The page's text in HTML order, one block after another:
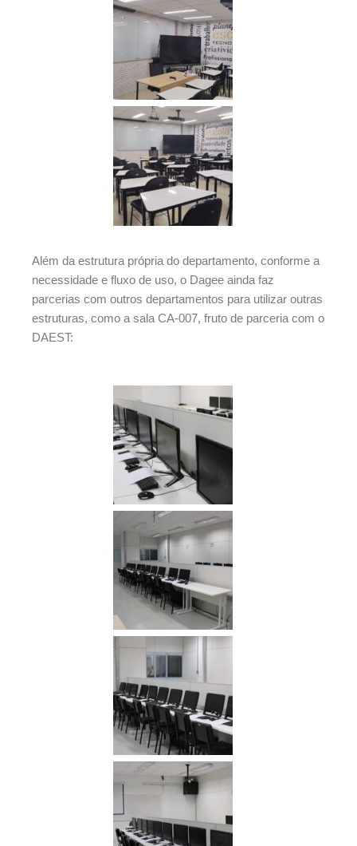
Além da estrutura própria do departamento, conforme a
necessidade e fluxo de uso, o Dagee ainda faz
parcerias com outros departamentos para utilizar outras
estruturas, como a sala CA-007, fruto de parceria com o
DAEST: